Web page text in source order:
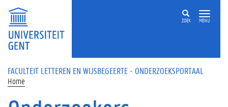
Overslaan en naar de inhoud gaan
ZOEK MENU
FACULTEIT LETTEREN EN WIJSBEGEERTE - ONDERZOEKSPORTAAL
Home